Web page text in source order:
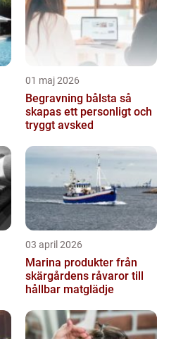
01 maj 2026
Begravning bålsta så
skapas ett personligt och
tryggt avsked
03 april 2026
Marina produkter från
skärgårdens råvaror till
hållbar matglädje